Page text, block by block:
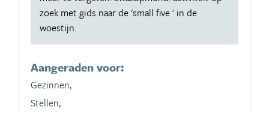
zoek met gids naar de 'small five ' in de
woestijn.
Aangeraden voor:
Gezinnen,
Stellen,